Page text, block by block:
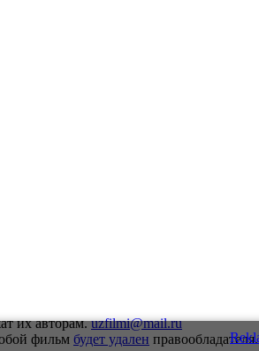
их авторам.uzfilmi@mail.ru
фильм будет удален правообладателя.